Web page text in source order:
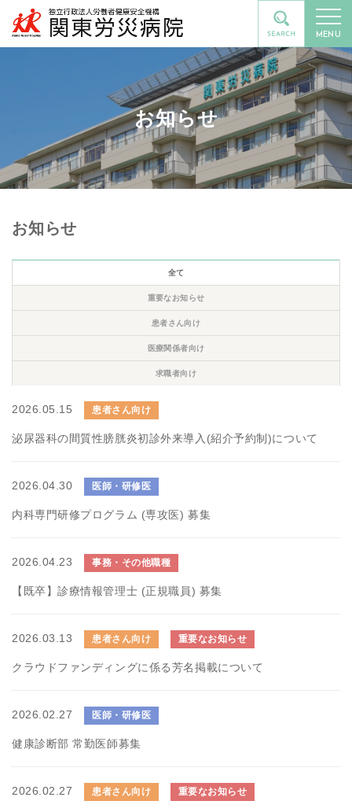
MENU
お知らせ
お知らせ
全て
重要なお知らせ
患者さん向け
医療関係者向け
求職者向け
2026.05.15 患者さん向け
泌尿器科の間質性膀胱炎初診外来導入(紹介予約制)について
2026.04.30 医師・研修医
内科専門研修プログラム (専攻医) 募集
2026.04.23 事務・その他職種
【既卒】診療情報管理士 (正規職員) 募集
2026.03.13 患者さん向け 重要なお知らせ
クラウドファンディングに係る芳名掲載について
2026.02.27 医師・研修医
健康診断部 常勤医師募集
2026.02.27 患者さん向け 重要なお知らせ